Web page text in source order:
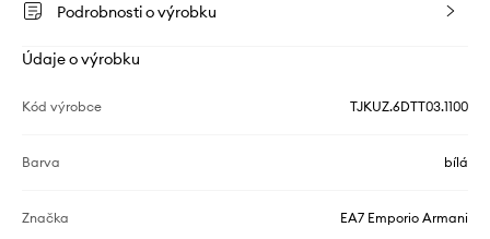
Podrobnosti o výrobku
Údaje o výrobku
Kód výrobce TJKUZ.6DTT03.1100
Barva bílá
Značka EA7 Emporio Armani